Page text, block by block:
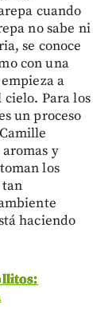
cuando
no sabe ni
se conoce
con una
a
Para los
un proceso
y
los
tan
haciendo